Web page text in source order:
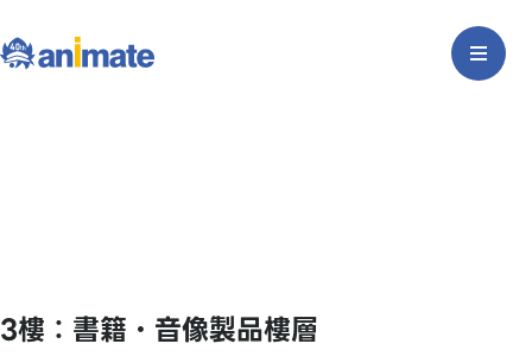
3樓：書籍・音像製品樓層